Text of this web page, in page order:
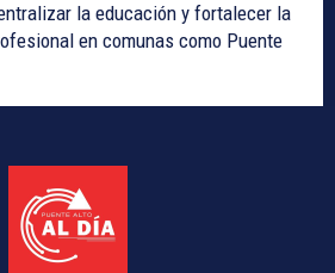
la educación y fortalecer la
en comunas como Puente